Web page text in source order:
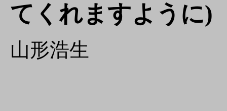
てくれますように)
山形浩生